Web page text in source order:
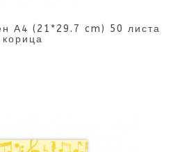
А4 (21*29.7 cm) 50 листа